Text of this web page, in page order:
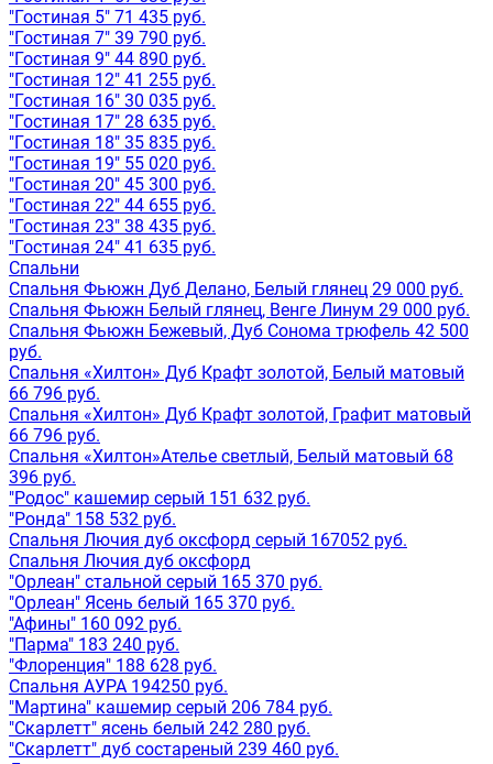
"Гостиная 5" 71 435 руб.
"Гостиная 7" 39 790 руб.
"Гостиная 9" 44 890 руб.
"Гостиная 12" 41 255 руб.
"Гостиная 16" 30 035 руб.
"Гостиная 17" 28 635 руб.
"Гостиная 18" 35 835 руб.
"Гостиная 19" 55 020 руб.
"Гостиная 20" 45 300 руб.
"Гостиная 22" 44 655 руб.
"Гостиная 23" 38 435 руб.
"Гостиная 24" 41 635 руб.
Спальни
Спальня Фьюжн Дуб Делано, Белый глянец 29 000 руб.
Спальня Фьюжн Белый глянец, Венге Линум 29 000 руб.
Спальня Фьюжн Бежевый, Дуб Сонома трюфель 42 500
руб.
Спальня «Хилтон» Дуб Крафт золотой, Белый матовый
66 796 руб.
Спальня «Хилтон» Дуб Крафт золотой, Графит матовый
66 796 руб.
Спальня «Хилтон»Ателье светлый, Белый матовый 68
396 руб.
"Родос" кашемир серый 151 632 руб.
"Ронда" 158 532 руб.
Спальня Лючия дуб оксфорд серый 167052 руб.
Спальня Лючия дуб оксфорд
"Орлеан" стальной серый 165 370 руб.
"Орлеан" Ясень белый 165 370 руб.
"Афины" 160 092 руб.
"Парма" 183 240 руб.
"Флоренция" 188 628 руб.
Спальня АУРА 194250 руб.
"Мартина" кашемир серый 206 784 руб.
"Скарлетт" ясень белый 242 280 руб.
"Скарлетт" дуб состареный 239 460 руб.